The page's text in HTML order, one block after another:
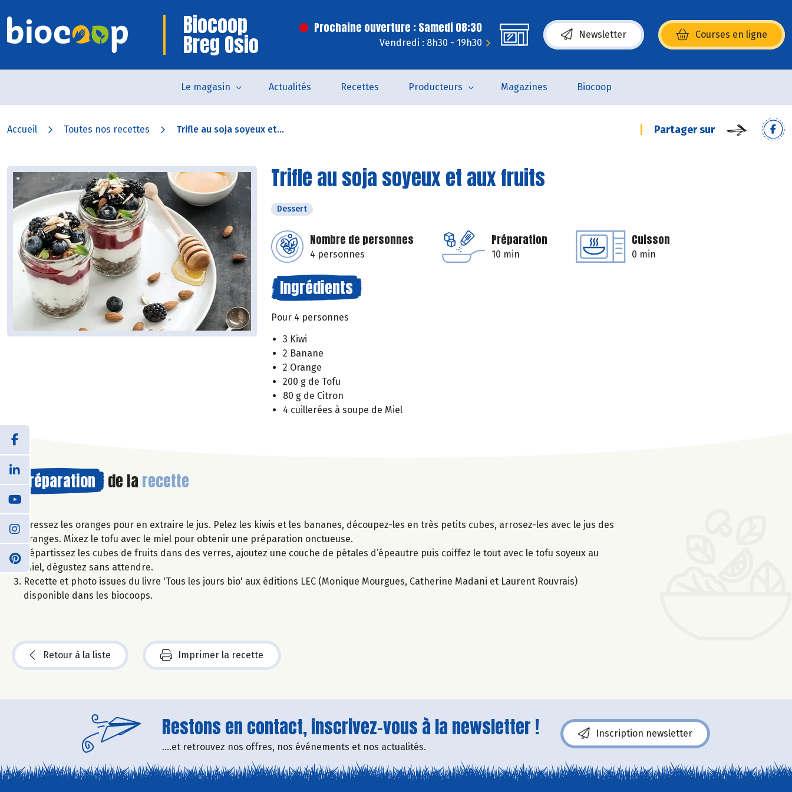
Biocoop
Breg Osio
Prochaine ouverture : Samedi 08:30
Vendredi : 8h30 - 19h30
Newsletter Courses en ligne
(s’ouvre dans une nouvelle fenêtre)
Le magasin Actualités Recettes Producteurs Magazines Biocoop
Accueil Toutes nos recettes Trifle au soja soyeux et... Partager sur
Trifle au soja soyeux et aux fruits
Dessert
Nombre de personnes
4 personnes
Préparation
10 min
Cuisson
0 min
Ingrédients
Pour 4 personnes
3 Kiwi
2 Banane
2 Orange
200 g de Tofu
80 g de Citron
4 cuillerées à soupe de Miel
Préparation de la recette
Pressez les oranges pour en extraire le jus. Pelez les kiwis et les bananes, découpez-les en très petits cubes, arrosez-les avec le jus des
oranges. Mixez le tofu avec le miel pour obtenir une préparation onctueuse.
Répartissez les cubes de fruits dans des verres, ajoutez une couche de pétales d’épeautre puis coiffez le tout avec le tofu soyeux au
miel, dégustez sans attendre.
Recette et photo issues du livre 'Tous les jours bio' aux éditions LEC (Monique Mourgues, Catherine Madani et Laurent Rouvrais)
disponible dans les biocoops.
Retour à la liste Imprimer la recette
Restons en contact, inscrivez-vous à la newsletter !
....et retrouvez nos offres, nos événements et nos actualités.
Inscription newsletter